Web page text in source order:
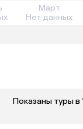
Март
Нет данных
Показаны туры в